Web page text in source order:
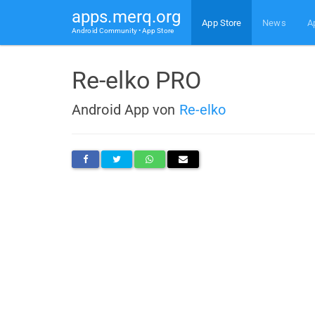
apps.merq.org
Android Community • App Store
App Store News
Re-elko PRO
Android App von Re-elko